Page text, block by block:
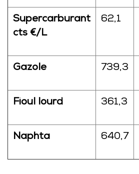
Supercarburant
cts €/L
62,1
Gazole 739,3
Fioul lourd 361,3
Naphta 640,7